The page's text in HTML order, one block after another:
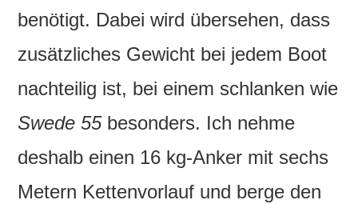
benötigt. Dabei wird übersehen, dass
zusätzliches Gewicht bei jedem Boot
nachteilig ist, bei einem schlanken wie
Swede 55besonders. Ich nehme
deshalb einen 16 kg-Anker mit sechs
Metern Kettenvorlauf und berge den